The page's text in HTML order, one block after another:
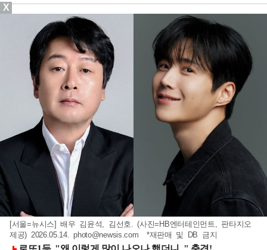
[서울=뉴시스] 배우 김윤석, 김선호. (사진=HB엔터테인먼트, 판타지오
제공) 2026.05.14.photo@newsis.com *재판매 및 DB 금지
X